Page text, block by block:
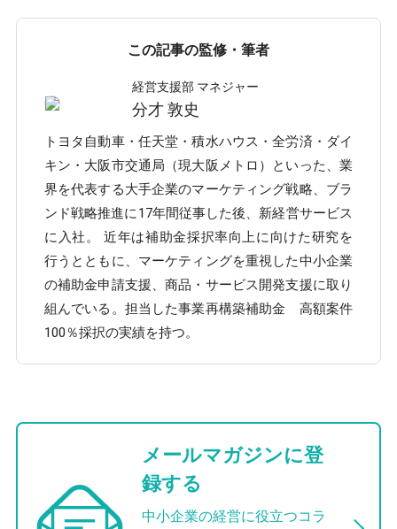
この記事の監修・筆者
経営支援部 マネジャー
分才 敦史
トヨタ自動車・任天堂・積水ハウス・全労済・ダイ
キン・大阪市交通局（現大阪メトロ）といった、業
界を代表する大手企業のマーケティング戦略、ブラ
ンド戦略推進に17年間従事した後、新経営サービス
に入社。 近年は補助金採択率向上に向けた研究を
行うとともに、マーケティングを重視した中小企業
の補助金申請支援、商品・サービス開発支援に取り
組んでいる。担当した事業再構築補助金 高額案件
100％採択の実績を持つ。
メールマガジンに登
録する
中小企業の経営に役立つコラ